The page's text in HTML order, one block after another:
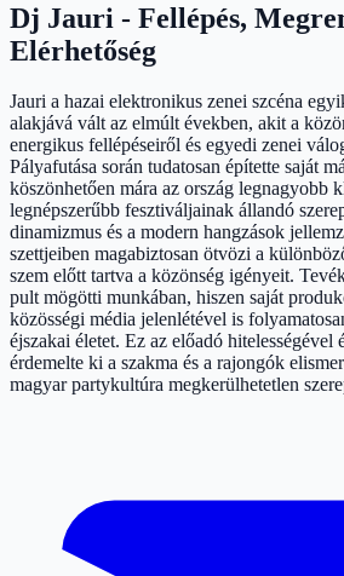
Dj Jauri - Fellépés,
Elérhetőség
Jauri a hazai elektronikus zenei szcéna
alakjává vált az elmúlt években, akit a
energikus fellépéseiről és egyedi zenei
Pályafutása során tudatosan építette saját
köszönhetően mára az ország legnagyobb
legnépszerűbb fesztiváljainak állandó
dinamizmus és a modern hangzások
szettjeiben magabiztosan ötvözi a
szem előtt tartva a közönség igényeit.
pult mögötti munkában, hiszen saját
közösségi média jelenlétével is
éjszakai életet. Ez az előadó hitelességével
érdemelte ki a szakma és a rajongók
magyar partykultúra megkerülhetetlen